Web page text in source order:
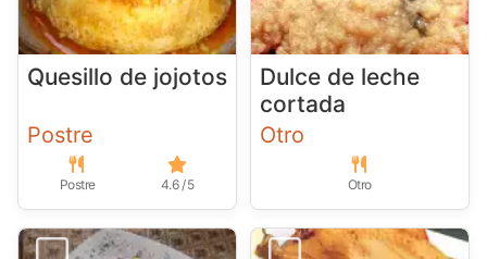
Quesillo de jojotos
Postre
Postre 4.6 / 5
Dulce de leche
cortada
Otro
Otro